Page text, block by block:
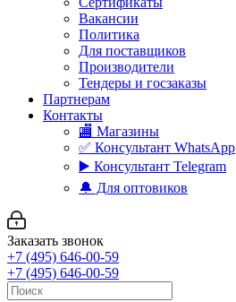
Вакансии
Политика
Для поставщиков
Производители
Тендеры и госзаказы
Партнерам
Контакты
🏬 Магазины
✅️ Консультант WhatsApp
▶️ Консультант Telegram
🔔 Для оптовиков
Заказать звонок
+7 (495) 646-00-59
+7 (495) 646-00-59